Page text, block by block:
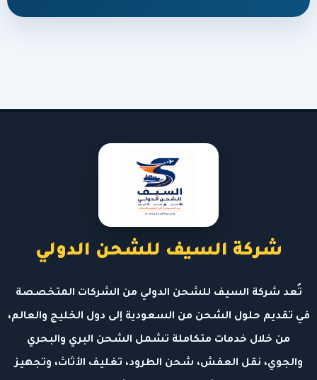
شركة السيف للشحن الدولي
تُعد شركة السيف للشحن الدولي من الشركات المتخصصة
في تقديم حلول الشحن من السعودية إلى دول الخليج والعالم،
من خلال خدمات متكاملة تشمل الشحن البري والبحري
والجوي، نقل العفش، شحن الطرود، تغليف الأثاث، وتجهيز